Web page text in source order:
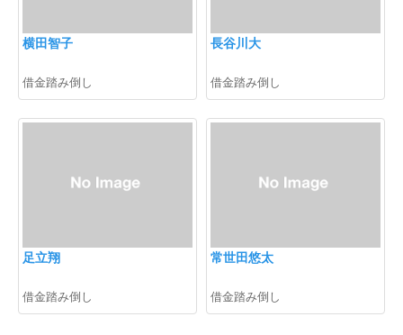
横田智子
借金踏み倒し
長谷川大
借金踏み倒し
足立翔
借金踏み倒し
常世田悠太
借金踏み倒し